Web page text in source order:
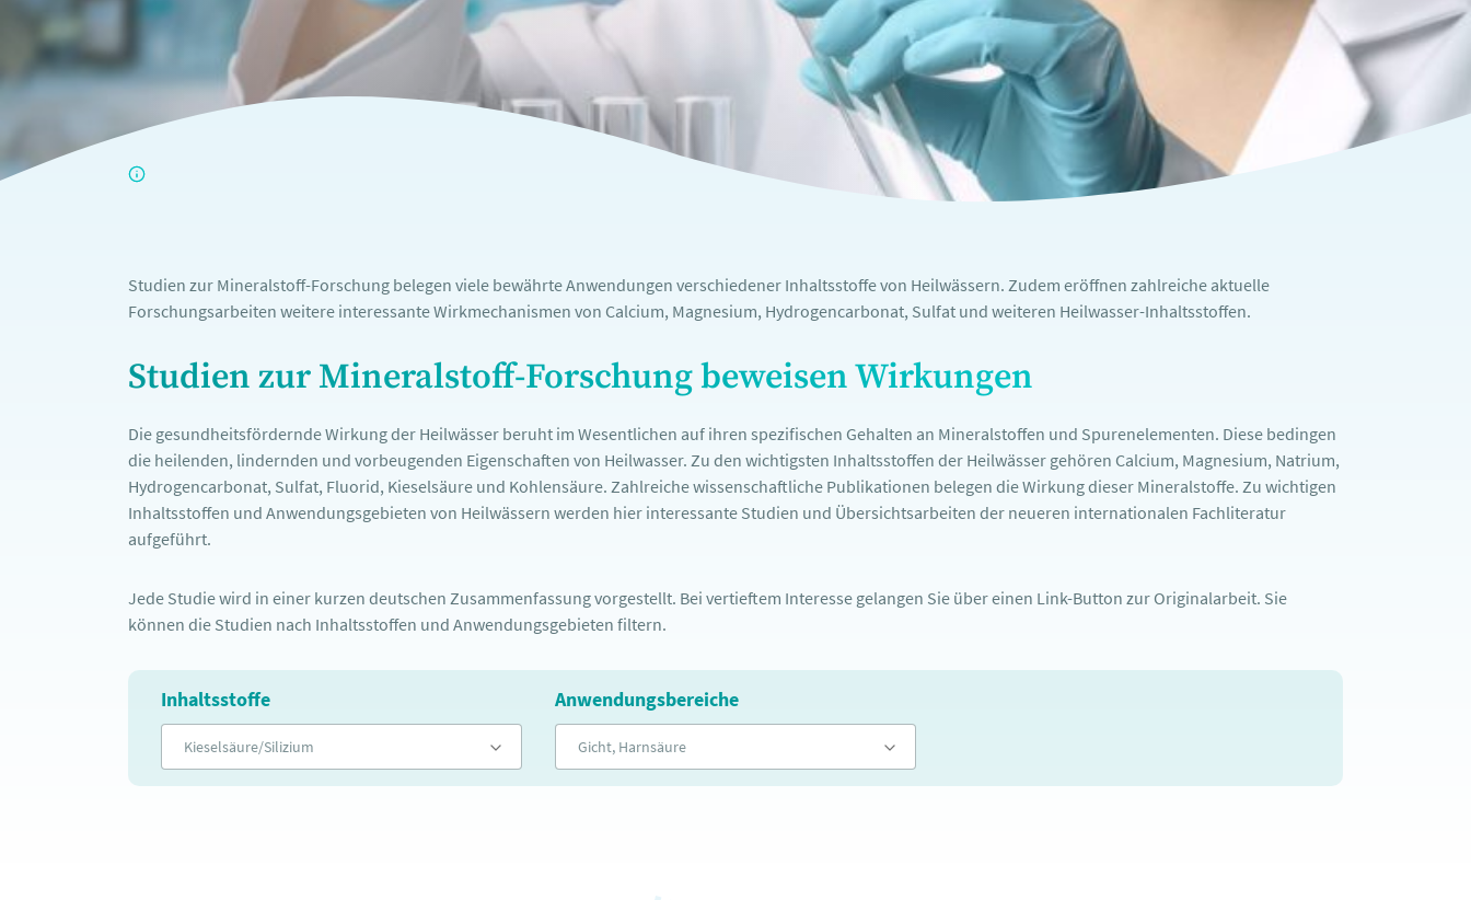
Studien zur Mineralstoff-Forschung belegen viele bewährte Anwendungen verschiedener Inhaltsstoffe von Heilwässern. Zudem eröffnen zahlreiche aktuelle
Forschungsarbeiten weitere interessante Wirkmechanismen von Calcium, Magnesium, Hydrogencarbonat, Sulfat und weiteren Heilwasser-Inhaltsstoffen.
Studien zur Mineralstoff-Forschung beweisen Wirkungen
Die gesundheitsfördernde Wirkung der Heilwässer beruht im Wesentlichen auf ihren spezifischen Gehalten an Mineralstoffen und Spurenelementen. Diese bedingen
die heilenden, lindernden und vorbeugenden Eigenschaften von Heilwasser. Zu den wichtigsten Inhaltsstoffen der Heilwässer gehören Calcium, Magnesium, Natrium,
Hydrogencarbonat, Sulfat, Fluorid, Kieselsäure und Kohlensäure. Zahlreiche wissenschaftliche Publikationen belegen die Wirkung dieser Mineralstoffe. Zu wichtigen
Inhaltsstoffen und Anwendungsgebieten von Heilwässern werden hier interessante Studien und Übersichtsarbeiten der neueren internationalen Fachliteratur
aufgeführt.
Jede Studie wird in einer kurzen deutschen Zusammenfassung vorgestellt. Bei vertieftem Interesse gelangen Sie über einen Link-Button zur Originalarbeit. Sie
können die Studien nach Inhaltsstoffen und Anwendungsgebieten filtern.
Inhaltsstoffe
Kieselsäure/Silizium
Anwendungsbereiche
Gicht, Harnsäure